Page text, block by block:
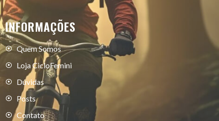
INFORMAÇÕES
Quem Somos
Loja CicloFemini
Dúvidas
Posts
Contato